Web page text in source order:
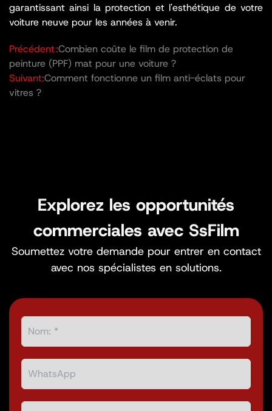
garantissant ainsi la protection et l'esthétique de votre
voiture neuve pour les années à venir.
Précédent :Combien coûte le film de protection de
peinture (PPF) mat pour une voiture ?
Suivant:Comment fonctionne un film anti-éclats pour
vitres ?
Explorez les opportunités
commerciales avec SsFilm
Soumettez votre demande pour entrer en contact
avec nos spécialistes en solutions.